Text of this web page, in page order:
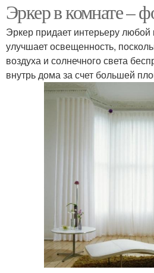
Эркер в комнате –
Эркер придает интерьеру любой
улучшает освещенность,
воздуха и солнечного света
внутрь дома за счет большей